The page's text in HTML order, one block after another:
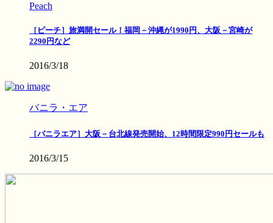
Peach
［ピーチ］旅満開セール！福岡－沖縄が1990円、大阪－宮崎が
2290円など
2016/3/18
バニラ・エア
［バニラエア］大阪－台北線発売開始、12時間限定990円セールも
2016/3/15